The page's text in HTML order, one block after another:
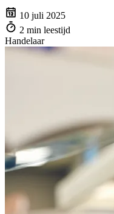
10 juli 2025
2 min leestijd
Handelaar